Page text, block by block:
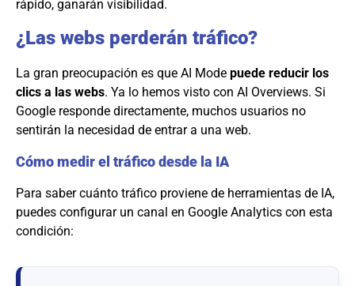
rápido, ganarán visibilidad.
¿Las webs perderán tráfico?
La gran preocupación es que AI Mode puede reducir los
clics a las webs. Ya lo hemos visto con AI Overviews. Si
Google responde directamente, muchos usuarios no
sentirán la necesidad de entrar a una web.
Cómo medir el tráfico desde la IA
Para saber cuánto tráfico proviene de herramientas de IA,
puedes configurar un canal en Google Analytics con esta
condición: